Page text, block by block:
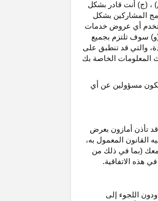
، (ج) أنت قادر بشكل
المشاركين بشكل
أي عروض خدمات
سوف تلتزم بجميع
والتي قد تنطبق على
المعلومات الخاصة بك
نكون مسؤولين عن أي
تأذن أمازون بعرض
القانون المعمول به،
معك (بما في ذلك من
هذه الاتفاقية.
اللجوء إلى